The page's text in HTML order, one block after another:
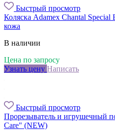
Быстрый просмотр
Коляска Adamex Chantal
кожа
В наличии
Цена по запросу
Узнать цену Написать
Быстрый просмотр
Прорезыватель и игрушечный
Сarе" (NEW)